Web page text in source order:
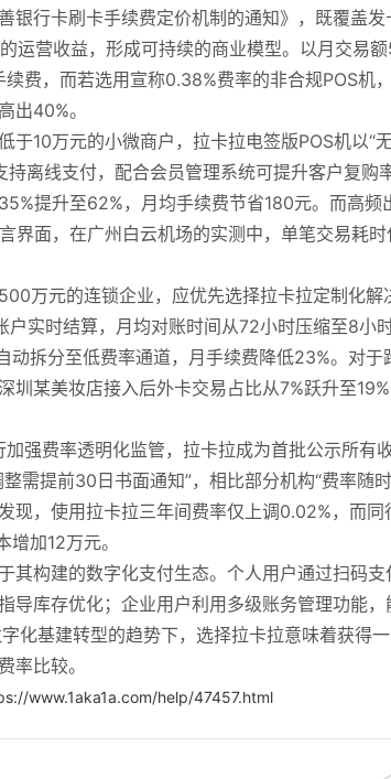
银行卡刷卡手续费定价机制的通知》，既覆盖
运营收益，形成可持续的商业模型。以月交易
费，而若选用宣称0.38%费率的非合规POS机
出40%。
10万元的小微商户，拉卡拉电签版POS机以“
离线支付，配合会员管理系统可提升客户复购
提升至62%，月均手续费节省180元。而高频
界面，在广州白云机场的实测中，单笔交易耗
万元的连锁企业，应优先选择拉卡拉定制化解
实时结算，月均对账时间从72小时压缩至8小
拆分至低费率通道，月手续费降低23%。对于
圳某美妆店接入后外卡交易占比从7%跃升至
强费率透明化监管，拉卡拉成为首批公示所有
需提前30日书面通知”，相比部分机构“费率随
现，使用拉卡拉三年间费率仅上调0.02%，而同
加12万元。
其构建的数字化支付生态。个人用户通过扫码支
导库存优化；企业用户利用多级账务管理功能
化基建转型的趋势下，选择拉卡拉意味着获得
率比较。
www.1aka1a.com/help/47457.html